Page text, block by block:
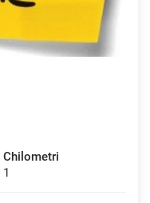
Chilometri
1